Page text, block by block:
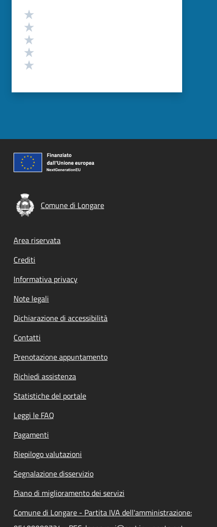
Valutazione
Comune di Longare
Footer menu
Area riservata
Crediti
Informativa privacy
Note legali
Dichiarazione di accessibilità
Contatti
Prenotazione appuntamento
Richiedi assistenza
Statistiche del portale
Leggi le FAQ
Pagamenti
Riepilogo valutazioni
Segnalazione disservizio
Piano di miglioramento dei servizi
Comune di Longare - Partita IVA dell'amministrazione: